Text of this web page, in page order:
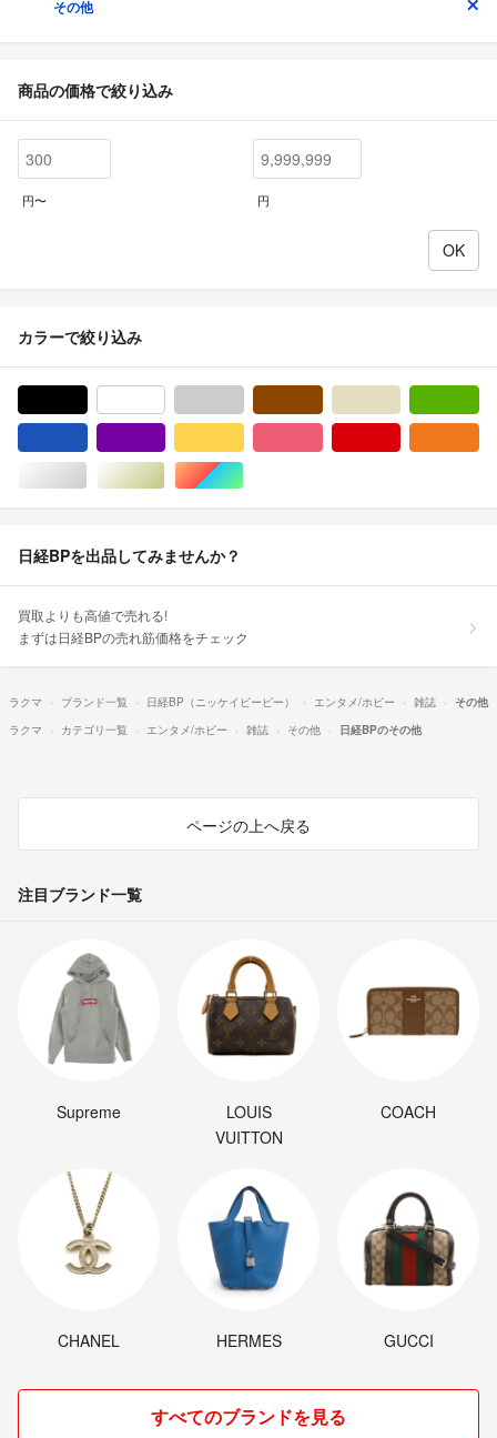
その他
商品の価格で絞り込み
円〜 円
カラーで絞り込み
シルバー/銀色系ゴールド/金色系マルチカラー
日経BPを出品してみませんか？
買取よりも高値で売れる!
まずは日経BPの売れ筋価格をチェック
ラクマ ブランド一覧 日経BP（ニッケイビーピー） エンタメ/ホビー 雑誌
その他
ラクマ
カテゴリ一覧 エンタメ/ホビー 雑誌 その他 日経BPのその他
ページの上へ戻る
注目ブランド一覧
Supreme
LOUIS
VUITTON
COACH
CHANEL HERMES GUCCI
すべてのブランドを見る